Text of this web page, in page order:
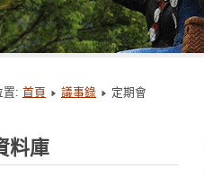
置: 首頁 議事錄 定期會
料庫